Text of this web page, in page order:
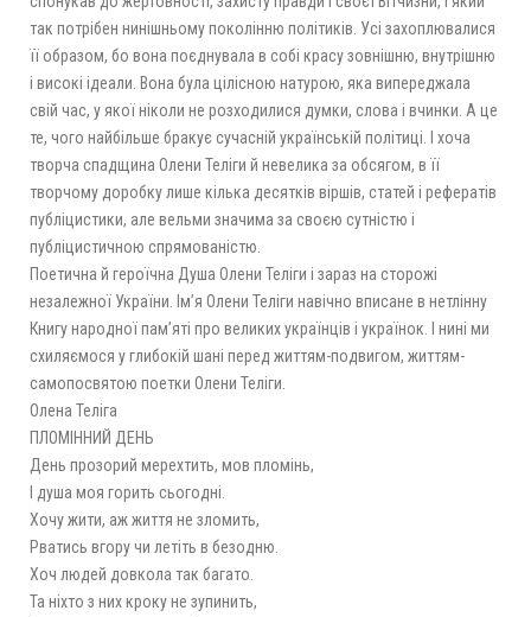
так потрібен нинішньому поколінню політиків. Усі захоплювалися
її образом, бо вона поєднувала в собі красу зовнішню, внутрішню
і високі ідеали. Вона була цілісною натурою, яка випереджала
свій час, у якої ніколи не розходилися думки, слова і вчинки. А це
те, чого найбільше бракує сучасній українській політиці. І хоча
творча спадщина Олени Теліги й невелика за обсягом, в її
творчому доробку лише кілька десятків віршів, статей і рефератів
публіцистики, але вельми значима за своєю сутністю і
публіцистичною спрямованістю.
Поетична й героїчна Душа Олени Теліги і зараз на сторожі
незалежної України. Ім’я Олени Теліги навічно вписане в нетлінну
Книгу народної пам’яті про великих українців і українок. І нині ми
схиляємося у глибокій шані перед життям-подвигом, життям-
самопосвятою поетки Олени Теліги.
Олена Теліга
ПЛОМІННИЙ ДЕНЬ
День прозорий мерехтить, мов пломінь,
І душа моя горить сьогодні.
Хочу жити, аж життя не зломить,
Рватись вгору чи летіть в безодню.
Хоч людей довкола так багато.
Та ніхто з них кроку не зупинить,